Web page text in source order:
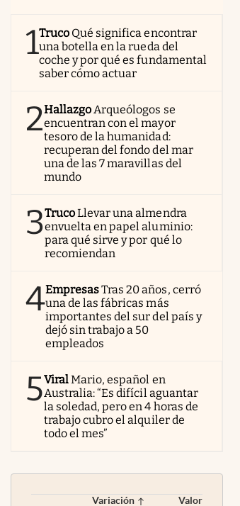
1Truco Qué significa encontrar
una botella en la rueda del
coche y por qué es fundamental
saber cómo actuar
2HallazgoArqueólogos se
encuentran con el mayor
tesoro de la humanidad:
recuperan del fondo del mar
una de las 7 maravillas del
mundo
3TrucoLlevar una almendra
envuelta en papel aluminio:
para qué sirve y por qué lo
recomiendan
4EmpresasTras 20 años, cerró
una de las fábricas más
importantes del sur del país y
dejó sin trabajo a 50
empleados
5ViralMario, español en
Australia: “Es difícil aguantar
la soledad, pero en 4 horas de
trabajo cubro el alquiler de
todo el mes”
Variación
Valor